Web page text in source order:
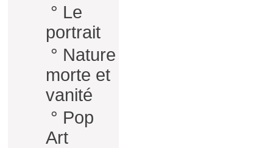
° Le
portrait
° Nature
morte et
vanité
° Pop
Art